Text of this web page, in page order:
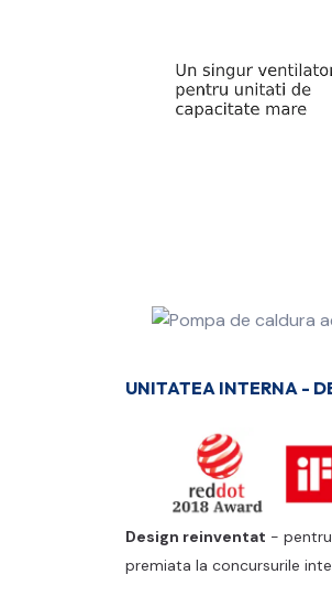
UNITATEA INTERNA -
Design reinventat -
premiata la concursurile